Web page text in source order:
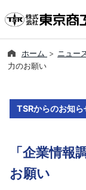
ホーム ニュー
力のお願い
TSRからのお知ら
「企業情報
お願い